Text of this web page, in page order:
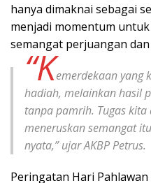
hanya dimaknai sebagai
menjadi momentum
semangat perjuangan
“Kemerdekaan yang
hadiah, melainkan hasil
tanpa pamrih. Tugas
meneruskan semangat
nyata,” ujar AKBP Petrus.
Peringatan Hari